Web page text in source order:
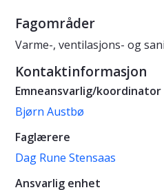
Fagområder
Varme-, ventilasjons- og
Kontaktinformasjon
Emneansvarlig/koordinator
Bjørn Austbø
Faglærere
Dag Rune Stensaas
Ansvarlig enhet